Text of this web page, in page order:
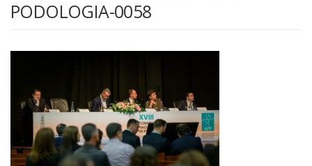
PODOLOGIA-0058